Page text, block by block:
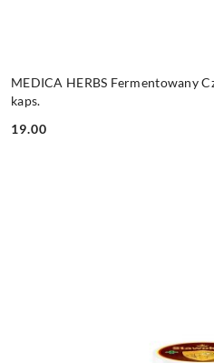
MEDICA HERBS Fermentowany
kaps.
Cena:
19.00